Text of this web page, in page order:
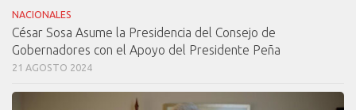
NACIONALES
César Sosa Asume la Presidencia del Consejo de
Gobernadores con el Apoyo del Presidente Peña
21 AGOSTO 2024